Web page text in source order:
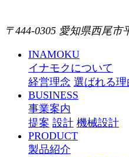
〒444-0305 愛知県西尾市
INAMOKU
イナモクについて
経営理念 選ばれる理
BUSINESS
事業案内
提案 設計 機械設計
PRODUCT
製品紹介